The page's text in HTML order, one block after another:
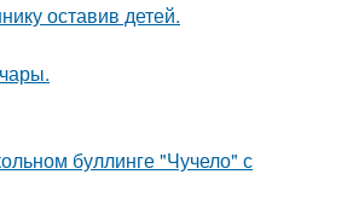
оставив детей.
буллинге "Чучело" с